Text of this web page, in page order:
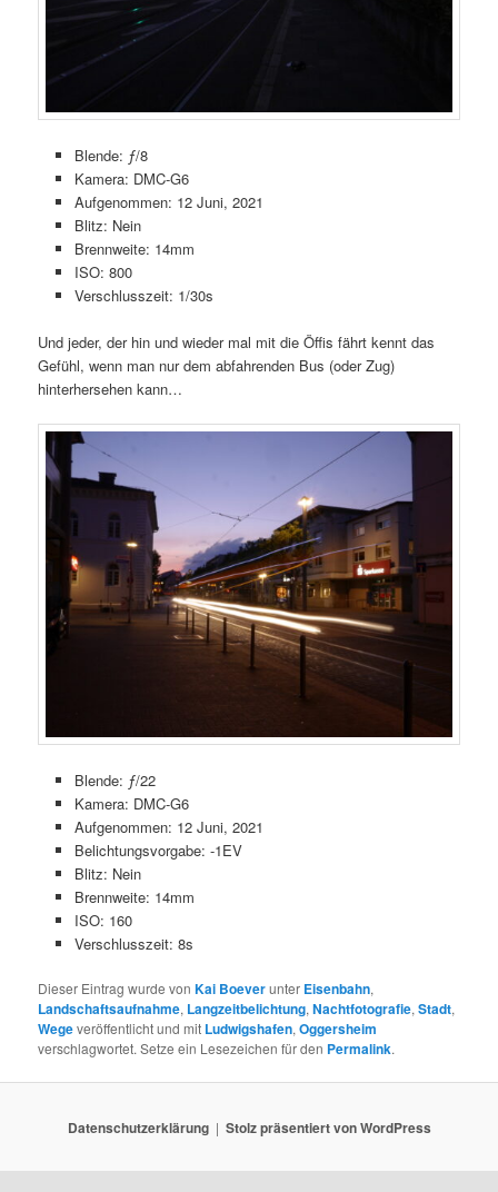
Blende: ƒ/8
Kamera: DMC-G6
Aufgenommen: 12 Juni, 2021
Blitz: Nein
Brennweite: 14mm
ISO: 800
Verschlusszeit: 1/30s
Und jeder, der hin und wieder mal mit die Öffis fährt kennt das
Gefühl, wenn man nur dem abfahrenden Bus (oder Zug)
hinterhersehen kann…
Blende: ƒ/22
Kamera: DMC-G6
Aufgenommen: 12 Juni, 2021
Belichtungsvorgabe: -1EV
Blitz: Nein
Brennweite: 14mm
ISO: 160
Verschlusszeit: 8s
Dieser Eintrag wurde vonKai Boeverunter Eisenbahn,
Landschaftsaufnahme, Langzeitbelichtung,Nachtfotografie,Stadt,
Wegeveröffentlicht und mit Ludwigshafen,Oggersheim
verschlagwortet. Setze ein Lesezeichen für den Permalink.
Datenschutzerklärung Stolz präsentiert von WordPress